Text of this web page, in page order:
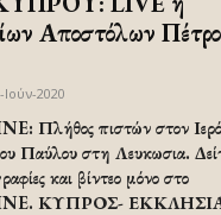
Αποστόλων
2020
Πλήθος πιστών στον Ιερό
Παύλου στη Λευκωσια.
και βίντεο μόνο στο
ΚΥΠΡΟΣ-